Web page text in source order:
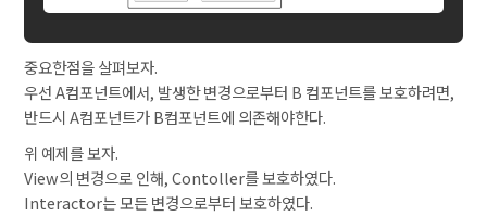
중요한점을 살펴보자.
우선 A컴포넌트에서, 발생한 변경으로부터 B 컴포넌트를 보호하려면,
반드시 A컴포넌트가 B컴포넌트에 의존해야한다.
위 예제를 보자.
View의 변경으로 인해, Contoller를 보호하였다.
Interactor는 모든 변경으로부터 보호하였다.